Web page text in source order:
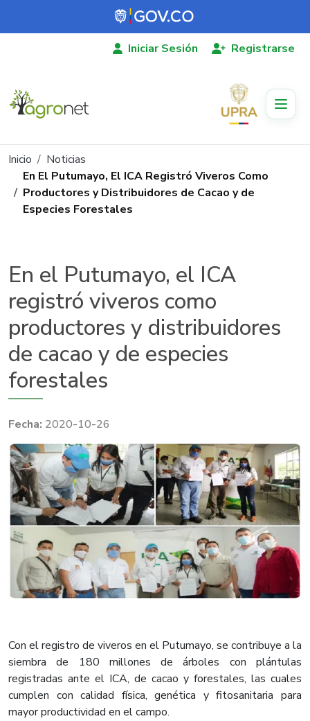
Pasar al contenido principal
Iniciar Sesión Registrarse
Ruta de navegación
Inicio
Noticias
En El Putumayo, El ICA Registró Viveros Como
Productores y Distribuidores de Cacao y de
Especies Forestales
En el Putumayo, el ICA
registró viveros como
productores y distribuidores
de cacao y de especies
forestales
2020-10-26
Con el registro de viveros en el Putumayo, se contribuye a la
siembra de 180 millones de árboles con plántulas
registradas ante el ICA, de cacao y forestales, las cuales
cumplen con calidad física, genética y fitosanitaria para
mayor productividad en el campo.